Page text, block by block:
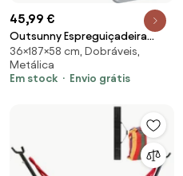
45,99 €
Outsunny Espreguiçadeira
Jardim Dobrável de Praia Toldo
Removível Ajustável Encosto 4
Posições Exterior 187x58x36cm
36×187×58 cm, Dobráveis,
Metálica
Em stock
Envio grátis